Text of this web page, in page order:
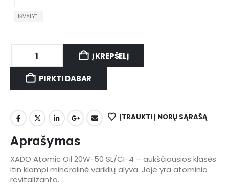
IŠVALYTI
Į KREPŠELĮ
PIRKTI DABAR
ĮTRAUKTI Į NORŲ SĄRAŠĄ
Aprašymas
XADO Atomic Oil 20W-50 SL/CI-4 – aukščiausios klasės
itin klampi mineralinė variklių alyva. Joje yra atominio
revitalizanto.